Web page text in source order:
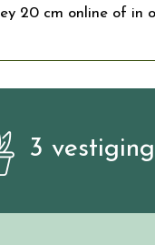
20 cm online of in
3